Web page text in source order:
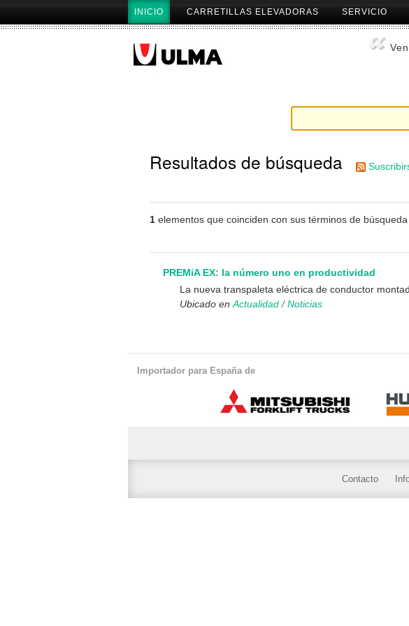
Cambiar
contenido.
Saltar
Secciones
INICIO CARRETILLAS ELEVADORAS SERVICIO
Resultados de búsqueda
1elementos que coinciden con sus términos de búsqueda
PREMiA EX: la número uno en productividad
La nueva transpaleta eléctrica de conductor
Ubicado en Actualidad /Noticias
Importador para España de
Contacto